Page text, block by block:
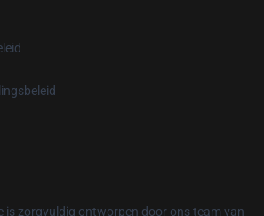
is zorgvuldig ontworpen door ons team van